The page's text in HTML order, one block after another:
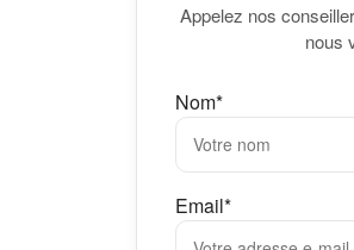
Appelez nos
nous
Nom*
Email*